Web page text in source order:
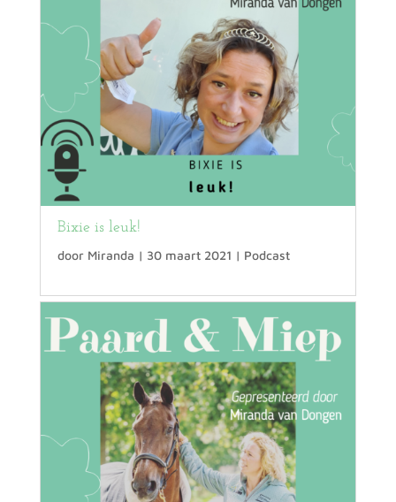
Bixie is leuk!
door Miranda | 30 maart 2021 | Podcast